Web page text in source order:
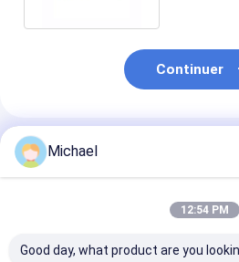
Continuer
Produits Recommandés
Michael
12:54 PM
Good day, what product are you